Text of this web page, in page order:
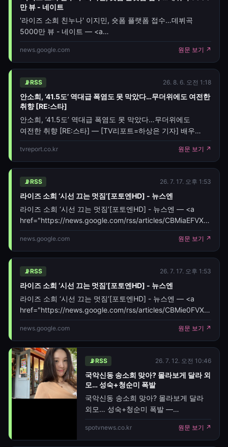
만 뷰 - 네이트
'라이즈 소희 친누나' 이지민, 숏폼 플랫폼 접수…데뷔곡
5000만 뷰 - 네이트 — <a
href="https://news.google.com/rss/articles/
oc=5" target="_blank">'라이즈 소희 친누나' 이지민, 숏폼
플랫폼 접수…데
news.google.com 원문 보기 ↗
📡RSS 26. 8. 6. 오전 1:18
안소희, ‘41.5도’ 역대급 폭염도 못 막았다…무더위에도 여전한
취향 [RE:스타]
안소희, ‘41.5도’ 역대급 폭염도 못 막았다…무더위에도
여전한 취향 [RE:스타] — [TV리포트=하상은 기자] 배우
안소희가 41도가 넘는 무더위 날씨 속 카페에서의 일상을
공개했다. 지난 5일 안소희 개인 계정에는 "41도에도 따뜻한
커피 마시는 거 어떤데"라는 글과 함께 사진 한 장이
게시됐다. 공개된 사진에는 예쁜 꽃 모양의 아트가 그려져
있는
tvreport.co.kr 원문 보기 ↗
📡RSS 26. 7. 17. 오후 1:53
라이즈 소희 ‘시선 끄는 멋짐’[포토엔HD] - 뉴스엔
라이즈 소희 ‘시선 끄는 멋짐’[포토엔HD] - 뉴스엔 — <a
href="https://news.google.com/rss/articles/
oc=5" target="_blank">라이즈 소희 ‘시선 끄는
멋짐’[포토엔HD]</a>&nbsp;
news.google.com 원문 보기 ↗
📡RSS 26. 7. 17. 오후 1:53
라이즈 소희 ‘시선 끄는 멋짐’[포토엔HD] - 뉴스엔
라이즈 소희 ‘시선 끄는 멋짐’[포토엔HD] - 뉴스엔 — <a
href="https://news.google.com/rss/articles/
oc=5" target="_blank">라이즈 소희 ‘
news.google.com 원문 보기 ↗
📡RSS 26. 7. 12. 오전 10:46
국악신동 송소희 맞아? 몰라보게 달라 외
모… 성숙+청순미 폭발
국악신동 송소희 맞아? 몰라보게 달라
외모… 성숙+청순미 폭발 —
[스포티비뉴스=배선영 기자] 국악인 겸
싱어송라이터 송소희의 근황이 화제다.
송소희는 최근 자신의 SNS에 셀카
spotvnews.co.kr 원문 보기 ↗